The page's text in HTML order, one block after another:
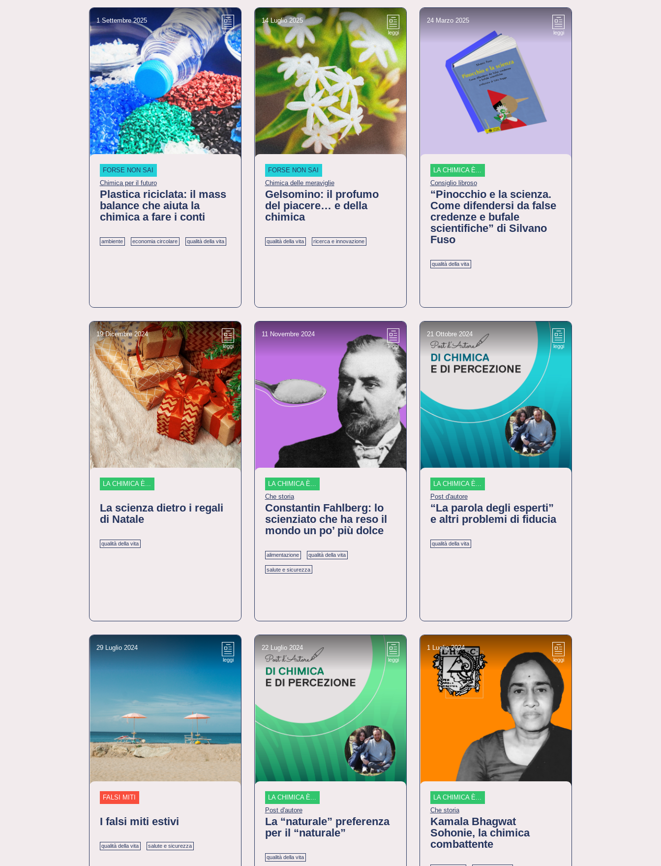
1 Settembre 2025
leggi
FORSE NON SAI
Chimica per il futuro
Plastica riciclata: il mass
balance che aiuta la
chimica a fare i conti
ambiente economia circolare qualità della vita
14 Luglio 2025
leggi
FORSE NON SAI
Chimica delle meraviglie
Gelsomino: il profumo
del piacere… e della
chimica
qualità della vita ricerca e innovazione
24 Marzo 2025
leggi
LA CHIMICA È...
Consiglio libroso
“Pinocchio e la scienza.
Come difendersi da false
credenze e bufale
scientifiche” di Silvano
Fuso
qualità della vita
19 Dicembre 2024
leggi
LA CHIMICA È...
La scienza dietro i regali
di Natale
qualità della vita
11 Novembre 2024
leggi
LA CHIMICA È...
Che storia
Constantin Fahlberg: lo
scienziato che ha reso il
mondo un po’ più dolce
alimentazione qualità della vita
salute e sicurezza
21 Ottobre 2024
leggi
LA CHIMICA È...
Post d'autore
“La parola degli esperti”
e altri problemi di fiducia
qualità della vita
29 Luglio 2024
leggi
FALSI MITI
I falsi miti estivi
qualità della vita salute e sicurezza
22 Luglio 2024
leggi
LA CHIMICA È...
Post d'autore
La “naturale” preferenza
per il “naturale”
qualità della vita
1 Luglio 2024
leggi
LA CHIMICA È...
Che storia
Kamala Bhagwat
Sohonie, la chimica
combattente